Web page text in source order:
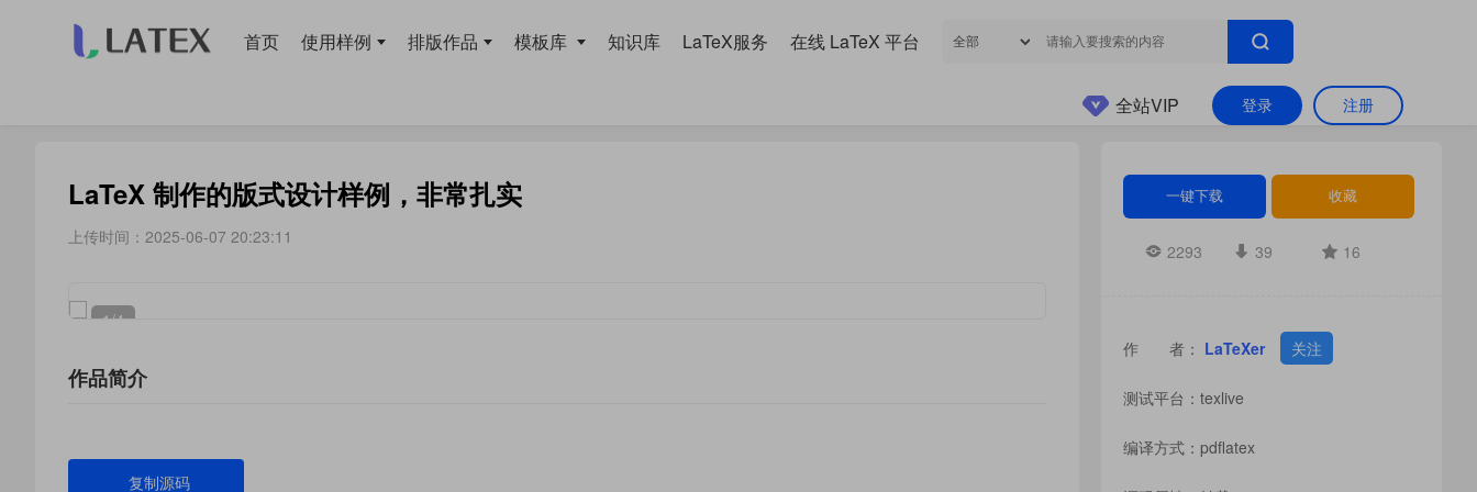
首页 使用样例 排版作品 模板库 知识库 LaTeX服务 在线 LaTeX 平台
登录 注册
全站VIP
LaTeX 制作的版式设计样例，非常扎实
上传时间：2025-06-07 20:23:11
1/4
作品简介
复制源码
一键下载 收藏
2293 39 16
作 者： LaTeXer 关注
测试平台：texlive
编译方式：pdflatex